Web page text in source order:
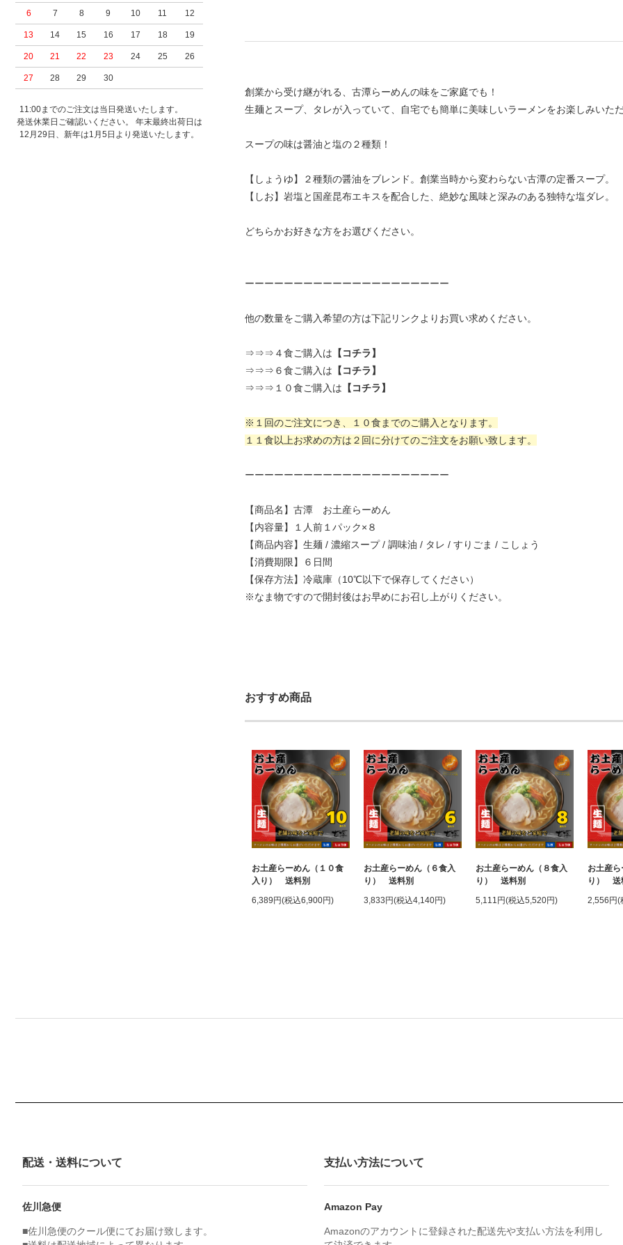
6 7 8 9 10 11 12
13 14 15 16 17 18 19
20 21 22 23 24 25 26
27 28 29 30
11:00までのご注文は当日発送いたします。
発送休業日ご確認いください。 年末最終出荷日は
12月29日、新年は1月5日より発送いたします。
創業から受け継がれる、古潭らーめんの味をご家庭でも！
生麺とスープ、タレが入っていて、自宅でも簡単に美味しいラーメンをお楽しみいただ
スープの味は醤油と塩の２種類！
【しょうゆ】２種類の醤油をブレンド。創業当時から変わらない古潭の定番スープ。
【しお】岩塩と国産昆布エキスを配合した、絶妙な風味と深みのある独特な塩ダレ。
どちらかお好きな方をお選びください。
ーーーーーーーーーーーーーーーーーーーーー
他の数量をご購入希望の方は下記リンクよりお買い求めください。
⇒⇒⇒４食ご購入は 【コチラ】
⇒⇒⇒６食ご購入は 【コチラ】
⇒⇒⇒１０食ご購入は 【コチラ】
※１回のご注文につき、１０食までのご購入となります。
１１食以上お求めの方は２回に分けてのご注文をお願い致します。
ーーーーーーーーーーーーーーーーーーーーー
【商品名】古潭 お土産らーめん
【内容量】１人前１パック×８
【商品内容】生麺 / 濃縮スープ / 調味油 / タレ / すりごま / こしょう
【消費期限】６日間
【保存方法】冷蔵庫（10℃以下で保存してください）
※なま物ですので開封後はお早めにお召し上がりください。
おすすめ商品
お土産らーめん（１０食
入り） 送料別
6,389円(税込6,900円)
お土産らーめん（６食入
り） 送料別
3,833円(税込4,140円)
お土産らーめん（８食入
り） 送料別
5,111円(税込5,520円)
お土産
り） 送
2,556円(
配送・送料について
佐川急便
■佐川急便のクール便にてお届け致します。
支払い方法について
Amazon Pay
Amazonのアカウントに登録された配送先や支払い方法を利用し